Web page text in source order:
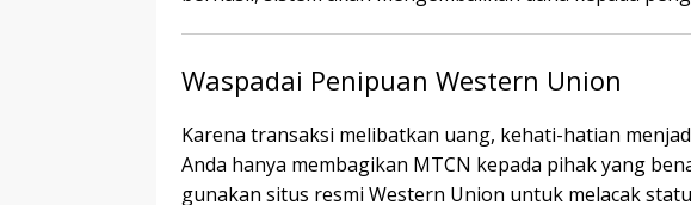
Waspadai Penipuan Western Union
Karena transaksi melibatkan uang, kehati-hatian
Anda hanya membagikan MTCN kepada pihak yang
gunakan situs resmi Western Union untuk melacak